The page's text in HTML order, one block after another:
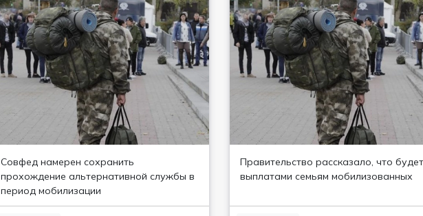
Совфед намерен сохранить
прохождение альтернативной службы в
период мобилизации
Правительство рассказало, что
выплатами семьям мобилизованных